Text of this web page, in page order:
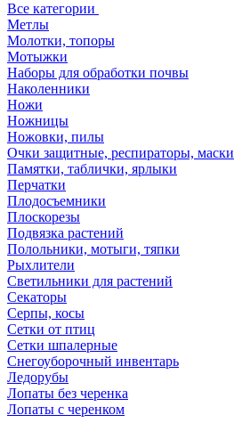
Все категории
Метлы
Молотки, топоры
Мотыжки
Наборы для обработки почвы
Наколенники
Ножи
Ножницы
Ножовки, пилы
Очки защитные, респираторы, маски
Памятки, таблички, ярлыки
Перчатки
Плодосъемники
Плоскорезы
Подвязка растений
Полольники, мотыги, тяпки
Рыхлители
Светильники для растений
Секаторы
Серпы, косы
Сетки от птиц
Сетки шпалерные
Снегоуборочный инвентарь
Ледорубы
Лопаты без черенка
Лопаты с черенком